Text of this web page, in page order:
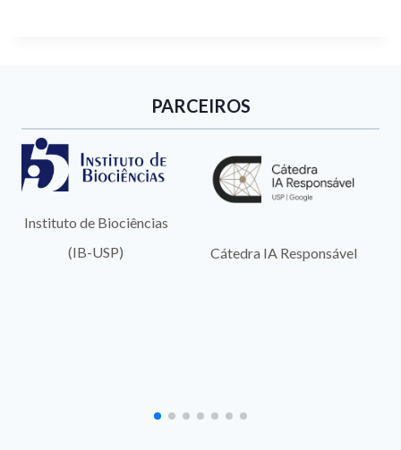
PARCEIROS
Instituto de Biociências
(IB-USP)
Cátedra IA Responsável